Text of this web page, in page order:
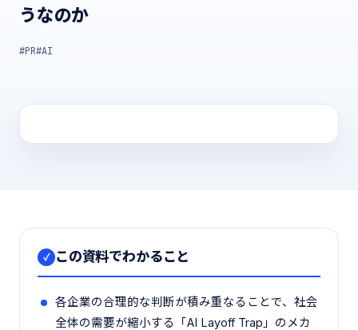
うなのか
#PR#AI
✓ この資料でわかること
各企業の合理的な判断が積み重なることで、社会
全体の需要が縮小する「AI Layoff Trap」のメカ